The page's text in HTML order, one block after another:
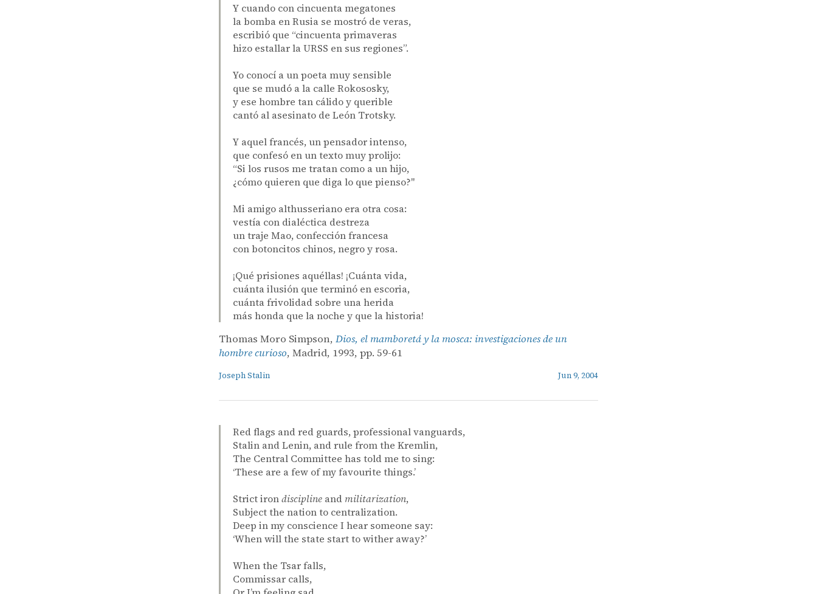
Y cuando con cincuenta megatones
la bomba en Rusia se mostró de veras,
escribió que “cincuenta primaveras
hizo estallar la URSS en sus regiones”.
Yo conocí a un poeta muy sensible
que se mudó a la calle Rokososky,
y ese hombre tan cálido y querible
cantó al asesinato de León Trotsky.
Y aquel francés, un pensador intenso,
que confesó en un texto muy prolijo:
“Si los rusos me tratan como a un hijo,
¿cómo quieren que diga lo que pienso?"
Mi amigo althusseriano era otra cosa:
vestía con dialéctica destreza
un traje Mao, confección francesa
con botoncitos chinos, negro y rosa.
¡Qué prisiones aquéllas! ¡Cuánta vida,
cuánta ilusión que terminó en escoria,
cuánta frivolidad sobre una herida
más honda que la noche y que la historia!
Thomas Moro Simpson, Dios, el mamboretá y la mosca: investigaciones de un
hombre curioso, Madrid, 1993, pp. 59-61
Joseph Stalin Jun 9, 2004
Red flags and red guards, professional vanguards,
Stalin and Lenin, and rule from the Kremlin,
The Central Committee has told me to sing:
‘These are a few of my favourite things.’
Strict irondiscipline and militarization,
Subject the nation to centralization.
Deep in my conscience I hear someone say:
‘When will the state start to wither away?’
When the Tsar falls,
Commissar calls,